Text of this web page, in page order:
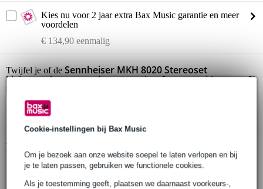
Cookie-instellingen bij Bax Music
Om je bezoek aan onze website soepel te laten verlopen en bij
je te laten passen, gebruiken we functionele cookies.
Als je toestemming geeft, plaatsen we daarnaast voorkeurs-,
Kies nu voor 2 jaar extra Bax Music garantie en meer
voordelen
€ 134,90 eenmalig
Twijfel je of deSennheiser MKH 8020 Stereoset
kleinmembraan condensatormicrofoon omni (set van 2)
bij je past? Doe de check.
Productinformatie
Sennheiser MKH 8020 stereo set
RF bias kleinmembraan condensatormicrofoon set